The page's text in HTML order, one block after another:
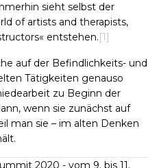
sieht selbst der
of artists and therapists,
entstehen.[1]
auf der Befindlichkeits- und
Tätigkeiten genauso
zu Beginn der
wenn sie zunächst auf
man sie – im alten Denken
2020 - vom 9. bis 11.